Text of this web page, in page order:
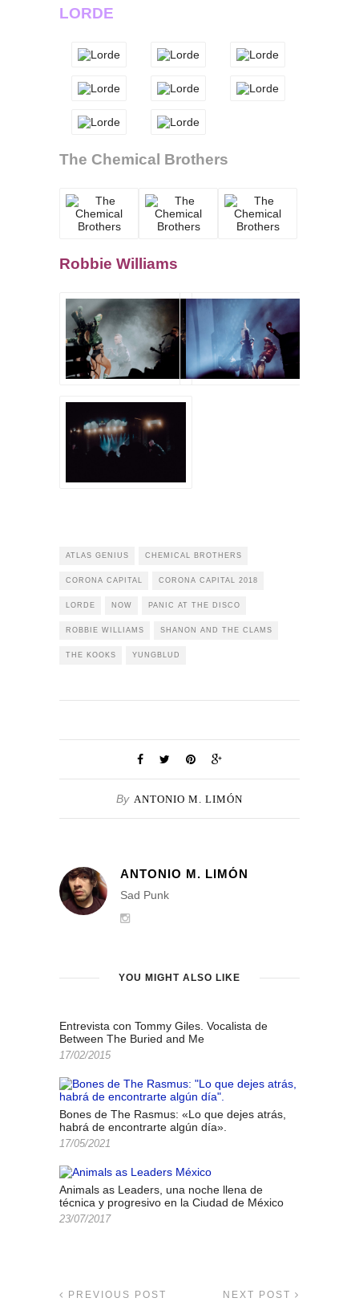
LORDE
The Chemical Brothers
Robbie Williams
ATLAS GENIUS CHEMICAL BROTHERS
CORONA CAPITAL CORONA CAPITAL 2018
LORDE NOW PANIC AT THE DISCO
ROBBIE WILLIAMS SHANON AND THE CLAMS
THE KOOKS YUNGBLUD
By ANTONIO M. LIMÓN
ANTONIO M. LIMÓN
Sad Punk
YOU MIGHT ALSO LIKE
Entrevista con Tommy Giles. Vocalista de
Between The Buried and Me
17/02/2015
Bones de The Rasmus: «Lo que dejes atrás,
habrá de encontrarte algún día».
17/05/2021
Animals as Leaders, una noche llena de
técnica y progresivo en la Ciudad de México
23/07/2017
PREVIOUS POST NEXT POST